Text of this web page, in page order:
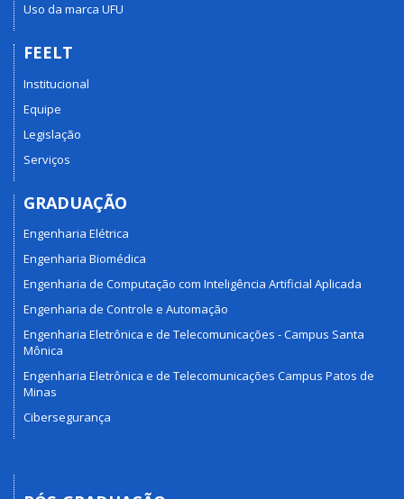
Uso da marca UFU
FEELT
Institucional
Equipe
Legislação
Serviços
GRADUAÇÃO
Engenharia Elétrica
Engenharia Biomédica
Engenharia de Computação com Inteligência Artificial Aplicada
Engenharia de Controle e Automação
Engenharia Eletrônica e de Telecomunicações - Campus Santa
Mônica
Engenharia Eletrônica e de Telecomunicações Campus Patos de
Minas
Cibersegurança